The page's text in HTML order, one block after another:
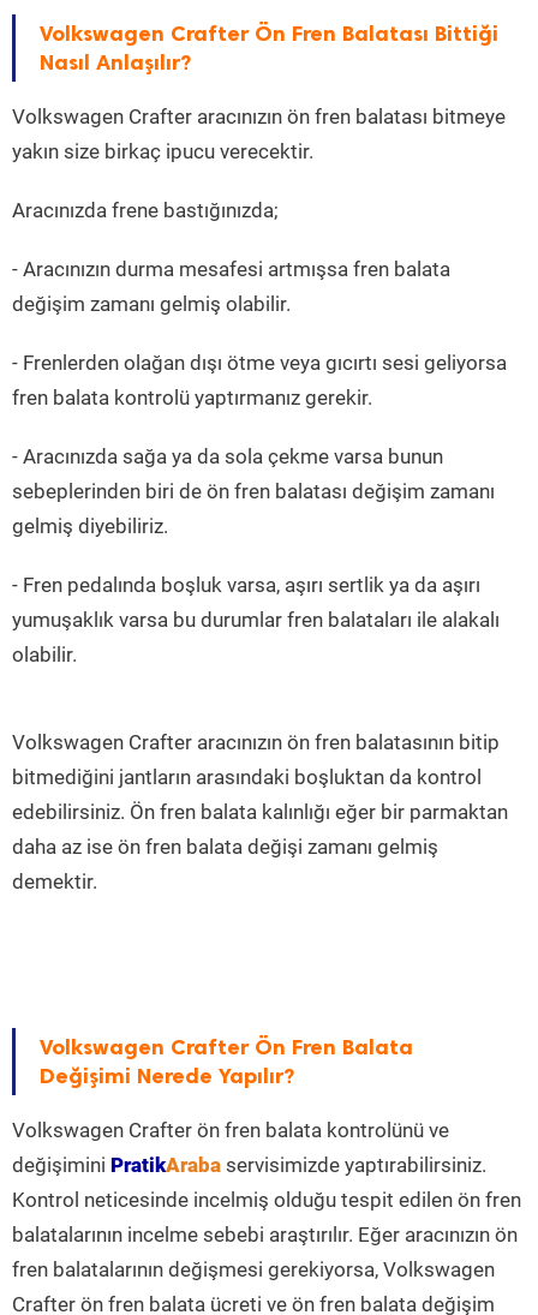
Volkswagen Crafter Ön Fren Balatası Bittiği
Nasıl Anlaşılır?
Volkswagen Crafter aracınızın ön fren balatası bitmeye
yakın size birkaç ipucu verecektir.
Aracınızda frene bastığınızda;
- Aracınızın durma mesafesi artmışsa fren balata
değişim zamanı gelmiş olabilir.
- Frenlerden olağan dışı ötme veya gıcırtı sesi geliyorsa
fren balata kontrolü yaptırmanız gerekir.
- Aracınızda sağa ya da sola çekme varsa bunun
sebeplerinden biri de ön fren balatası değişim zamanı
gelmiş diyebiliriz.
- Fren pedalında boşluk varsa, aşırı sertlik ya da aşırı
yumuşaklık varsa bu durumlar fren balataları ile alakalı
olabilir.
Volkswagen Crafter aracınızın ön fren balatasının bitip
bitmediğini jantların arasındaki boşluktan da kontrol
edebilirsiniz. Ön fren balata kalınlığı eğer bir parmaktan
daha az ise ön fren balata değişi zamanı gelmiş
demektir.
Volkswagen Crafter Ön Fren Balata
Değişimi Nerede Yapılır?
Volkswagen Crafter ön fren balata kontrolünü ve
değişimini PratikAraba servisimizde yaptırabilirsiniz.
Kontrol neticesinde incelmiş olduğu tespit edilen ön fren
balatalarının incelme sebebi araştırılır. Eğer aracınızın ön
fren balatalarının değişmesi gerekiyorsa, Volkswagen
Crafter ön fren balata ücreti ve ön fren balata değişim